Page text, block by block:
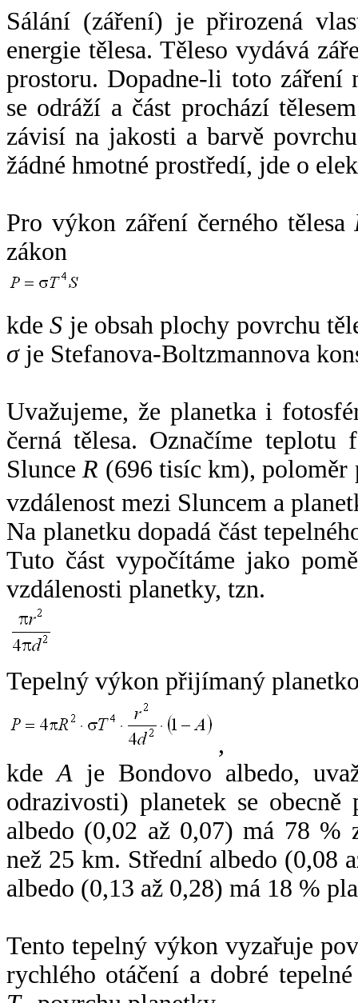
Sálání (záření) je přirozená
energie tělesa. Těleso vydává
prostoru. Dopadne-li toto záření
se odráží a část prochází
závisí na jakosti a barvě
žádné hmotné prostředí, jde o
Pro výkon záření černého tělesa
zákon
kdeS je obsah plochy povrchu
σje Stefanova-Boltzmannova
Uvažujeme, že planetka i
černá tělesa. Označíme
SlunceR (696 tisíc km),
vzdálenost mezi Sluncem a
Na planetku dopadá část
Tuto část vypočítáme jako
vzdálenosti planetky, tzn.
Tepelný výkon přijímaný
,
kdeA je Bondovo albedo,
odrazivosti) planetek se
albedo (0,02 až 0,07) má 78 %
než 25 km. Střední albedo (0,08
albedo (0,13 až 0,28) má 18 %
Tento tepelný výkon vyzařuje
rychlého otáčení a dobré